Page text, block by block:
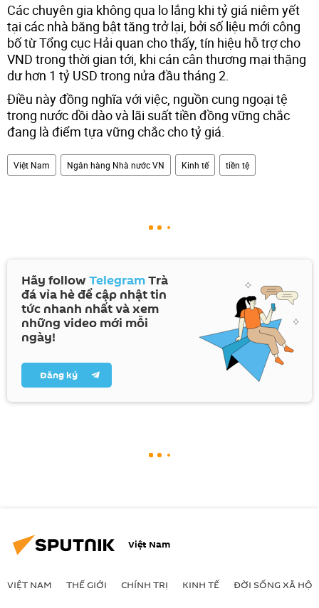
Các chuyên gia không qua lo lắng khi tỷ giá niêm yết
tại các nhà băng bật tăng trở lại, bởi số liệu mới công
bố từ Tổng cục Hải quan cho thấy, tín hiệu hỗ trợ cho
VND trong thời gian tới, khi cán cân thương mại thặng
dư hơn 1 tỷ USD trong nửa đầu tháng 2.
Điều này đồng nghĩa với việc, nguồn cung ngoại tệ
trong nước dồi dào và lãi suất tiền đồng vững chắc
đang là điểm tựa vững chắc cho tỷ giá.
Việt Nam Ngân hàng Nhà nước VN Kinh tế tiền tệ
Hãy follow TelegramTrà
đá vỉa hè để cập nhật tin
tức nhanh nhất và xem
những video mới mỗi
ngày!
Đăng ký
Việt Nam
VIỆT NAM THẾ GIỚI CHÍNH TRỊ KINH TẾ ĐỜI SỐNG XÃ HỘI